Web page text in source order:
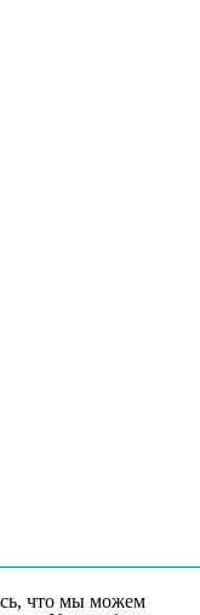
что мы можем